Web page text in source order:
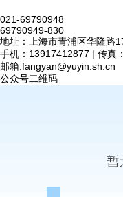
021-69790948
69790949-830
地址：上海市青浦区华隆路
手机：13917412877 | 传真
邮箱:fangyan@yuyin.sh.cn
公众号二维码